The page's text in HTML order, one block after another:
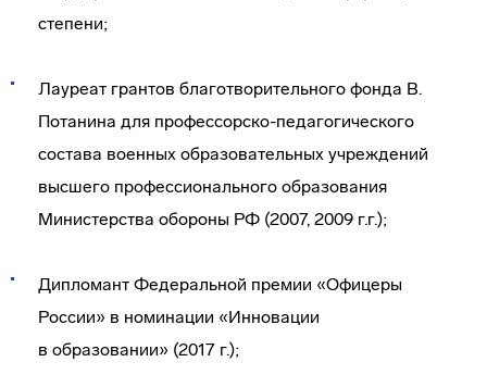
степени;
Лауреат грантов благотворительного фонда В.
Потанина для профессорско-педагогического
состава военных образовательных учреждений
высшего профессионального образования
Министерства обороны РФ (2007, 2009 г.г.);
Дипломант Федеральной премии «Офицеры
России» в номинации «Инновации
в образовании» (2017 г.);